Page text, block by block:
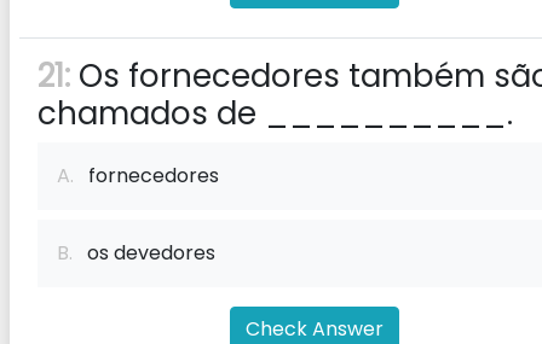
21: Os fornecedores também
chamados de __________.
A. fornecedores
B. os devedores
Check Answer